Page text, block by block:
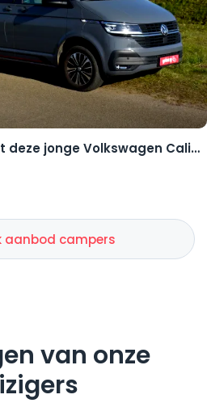
Ontdek de vrijheid met deze jonge Volkswagen California Coast
aanbod campers
van onze